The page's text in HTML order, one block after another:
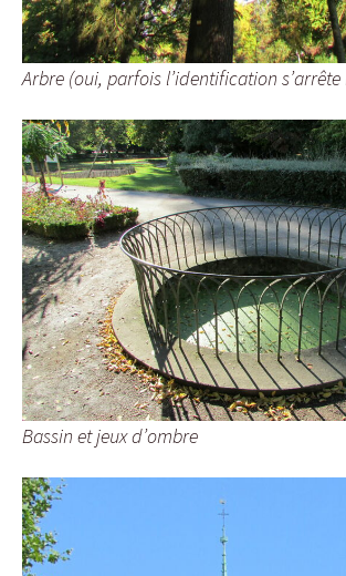
Arbre (oui, parfois l’identification s’arrête
Bassin et jeux d’ombre